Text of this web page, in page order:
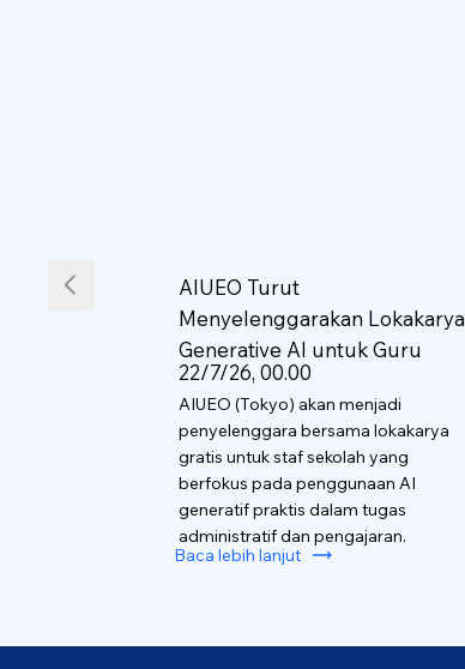
AIUEO Turut
Menyelenggarakan Lokakarya
Generative AI untuk Guru
22/7/26, 00.00
AIUEO (Tokyo) akan menjadi
penyelenggara bersama lokakarya
gratis untuk staf sekolah yang
berfokus pada penggunaan AI
generatif praktis dalam tugas
administratif dan pengajaran.
Baca lebih lanjut